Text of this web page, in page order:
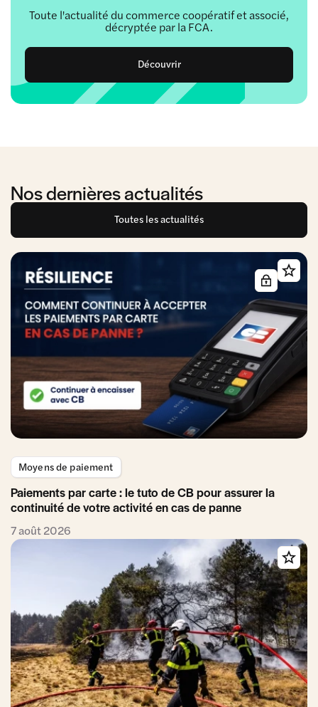
Toute l'actualité du commerce coopératif et associé,
décryptée par la FCA.
Découvrir
Nos dernières actualités
Toutes les actualités
Moyens de paiement
Paiements par carte : le tuto de CB pour assurer la
continuité de votre activité en cas de panne
7 août 2026